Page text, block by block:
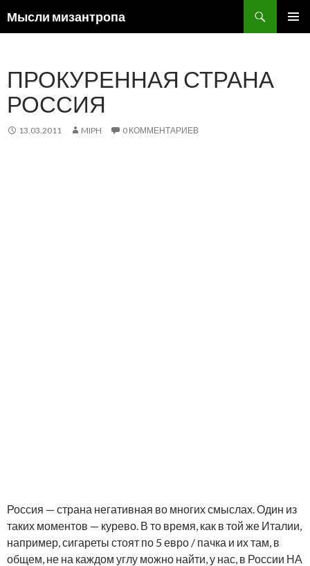
Мысли мизантропа
ПРОКУРЕННАЯ СТРАНА
РОССИЯ
13.03.2011 MIPH 0 КОММЕНТАРИЕВ
Россия — страна негативная во многих смыслах. Один из
таких моментов — курево. В то время, как в той же Италии,
например, сигареты стоят по 5 евро / пачка и их там, в
общем, не на каждом углу можно найти, у нас, в России НА